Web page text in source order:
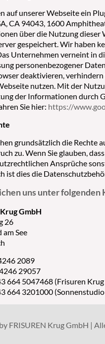
auf unserer Webseite ein
CA 94043, 1600
über die Nutzung dieser
gespeichert. Wir haben
Unternehmen verneint in
personenbezogener
deaktivieren,
nutzen. Mit der
der Informationen durch
Sie hier: https://
grundsätzlich die Rechte
zu. Wenn Sie glauben,
Ansprüche
ist dies die
uns unter
GmbH
26
am See
2089
29057
664 5047468 (Frisuren
664 3201000
FRISUREN Krug GmbH |